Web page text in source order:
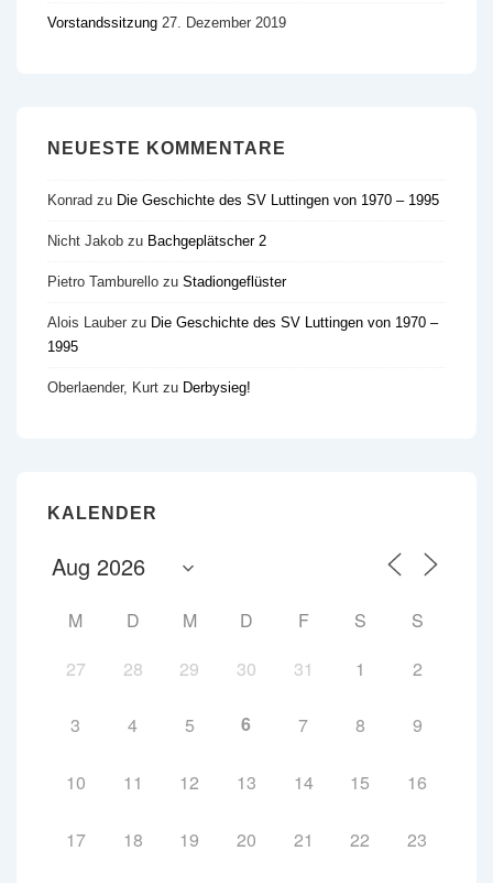
Vorstandssitzung 27. Dezember 2019
NEUESTE KOMMENTARE
Konrad zu Die Geschichte des SV Luttingen von 1970 – 1995
Nicht Jakob zu Bachgeplätscher 2
Pietro Tamburello zu Stadiongeflüster
Alois Lauber zu Die Geschichte des SV Luttingen von 1970 –
1995
Oberlaender, Kurt zu Derbysieg!
KALENDER
M D M D F S
S
27
28 29 30 31 1 2
3 4 5 6 7 8 9
10 11 12 13 14 15 16
17 18 19 20 21 22 23